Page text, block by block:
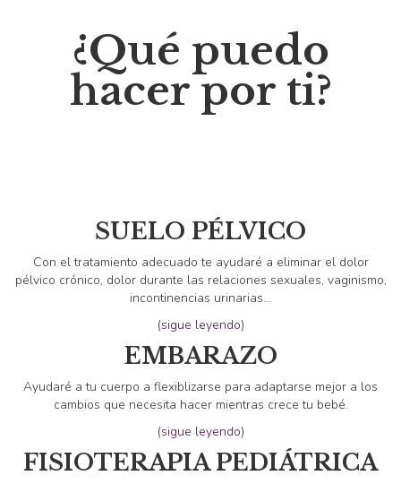
¿Qué puedo
hacer por ti?
SUELO PÉLVICO
Con el tratamiento adecuado te ayudaré a eliminar el dolor
pélvico crónico, dolor durante las relaciones sexuales, vaginismo,
incontinencias urinarias…
(sigue leyendo)
EMBARAZO
Ayudaré a tu cuerpo a flexiblizarse para adaptarse mejor a los
cambios que necesita hacer mientras crece tu bebé.
(sigue leyendo)
FISIOTERAPIA PEDIÁTRICA